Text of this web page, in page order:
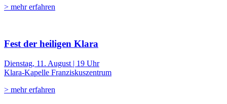
> mehr erfahren
Fest der heiligen Klara
Dienstag, 11. August | 19 Uhr
Klara-Kapelle Franziskuszentrum
> mehr erfahren